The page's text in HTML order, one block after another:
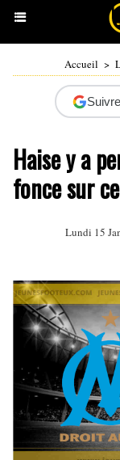
Accueil >
Haise y a
fonce sur
Lundi 15